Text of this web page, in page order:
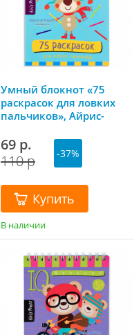
Умный блокнот «75
раскрасок для ловких
пальчиков», Айрис-
69 р.
110 р
-37%
Купить
В наличии